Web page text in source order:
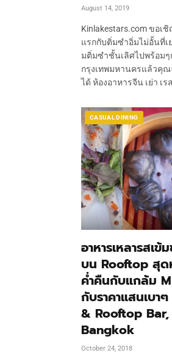
August 14, 2019
Kinlakestars.com ขอเ
แรกกับติ่มซำอิ่มไม่อั้นที่เ
มติ่มซำชั้นเลิศไปพร้อม
กรุงเทพมหานครแล้วคุ
ได้ ห้องอาหารจีน เย่า เร
CASUAL DINING
อาหารเหลารสเ
บน Rooftop สุด
ค่ำคืนกับแกล้ม
กับราคาแสนเบ
& Rooftop
Bangkok
October 24, 2018